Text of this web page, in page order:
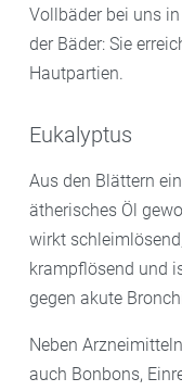
Vollbäder bei uns
der Bäder: Sie
Hautpartien.
Eukalyptus
Aus den Blättern
ätherisches Öl
wirkt
krampflösend und
gegen akute
Neben
auch Bonbons,